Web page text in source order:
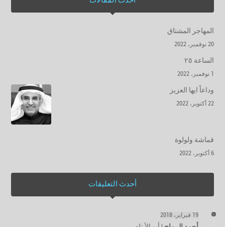
المهاجر المشتاق
20 نوفمبر، 2022
الساعة ٢٥
1 نوفمبر، 2022
وداعاً ايها العزيز
22 أكتوبر، 2022
قماشة ولولوة
6 أكتوبر، 2022
أحدث التعليقات
19 فبراير، 2018